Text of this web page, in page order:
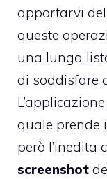
apportarvi
queste
una lunga
di soddisfare
quale prende
però l’inedita
screenshot